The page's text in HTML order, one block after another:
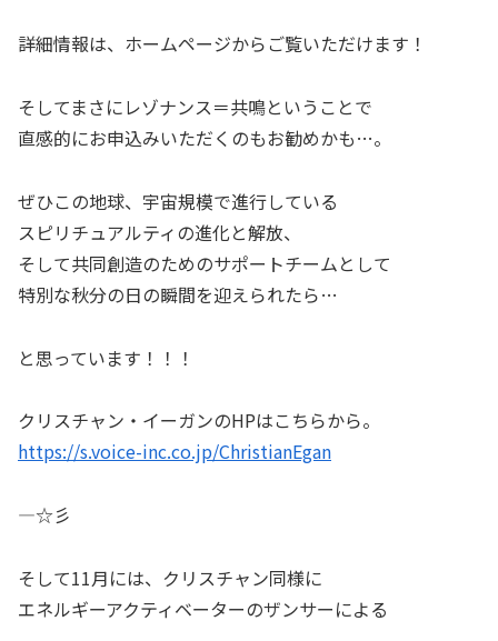
詳細情報は、ホームページからご覧いただけます！
そしてまさにレゾナンス＝共鳴ということで
直感的にお申込みいただくのもお勧めかも…。
ぜひこの地球、宇宙規模で進行している
スピリチュアルティの進化と解放、
そして共同創造のためのサポートチームとして
特別な秋分の日の瞬間を迎えられたら…
と思っています！！！
クリスチャン・イーガンのHPはこちらから。
https://s.voice-inc.co.jp/ChristianEgan
—☆彡
そして11月には、クリスチャン同様に
エネルギーアクティベーターのザンサーによる